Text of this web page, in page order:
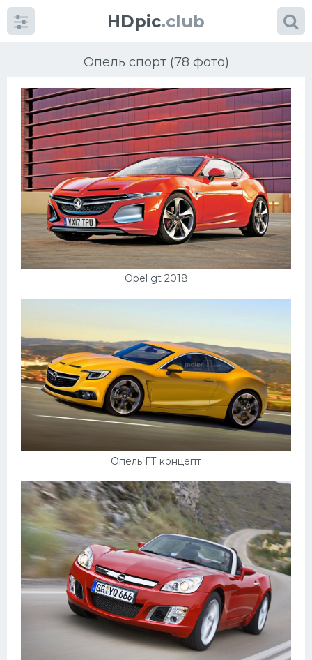
HDpic.club
Опель спорт (78 фото)
Opel gt 2018
Опель ГТ концепт
Категории
Разное
Автомобили
Красивые фото машин
Пежо
Ауди
Гараж
Русские авто
МАЗ
Сузуки
Мерседес
Фольксваген
Лексус